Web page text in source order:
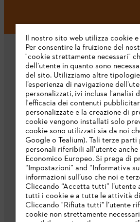
L’azienda
Chi siamo
Scarica il
STIHL
Il nostro sito web utilizza cookie
Per consentire la fruizione del
"cookie strettamente necessari"
dell’utente in quanto sono
del sito. Utilizziamo altre
l’esperienza di navigazione
personalizzati, ivi inclusa l'analisi
l'efficacia dei contenuti
personalizzate e la creazione di
cookie vengono installati solo
cookie sono utilizzati sia da noi
Google o Tealium). Tali terze
personali riferibili all’utente
Economico Europeo. Si prega di
“Impostazioni” and “Informativa
informazioni sull’uso che noi e
Cliccando “Accetta tutti” l’utente
tutti i cookie e a tutte le attività
Cliccando "Rifiuta tutti" l’utente
cookie non strettamente